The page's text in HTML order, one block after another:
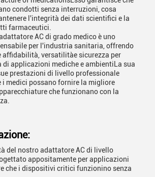
condotti senza interruzioni, cosa
l'integrità dei dati scientifici e la
farmaceutici.
AC di grado medico è uno
per l'industria sanitaria, offrendo
affidabilità, versatilitàe sicurezza per
di applicazioni mediche e ambientiLa sua
prestazioni di livello professionale
i medici possano fornire la migliore
che funzionano con la
del nostro adattatore AC di livello
appositamente per applicazioni
che i dispositivi critici funzionino senza